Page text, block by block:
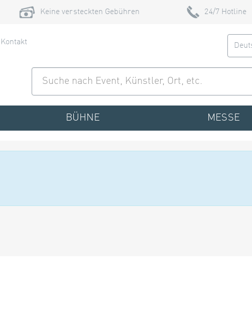
Keine versteckten Gebühren 24/7 Hotline
Kontakt
BÜHNE MESSE